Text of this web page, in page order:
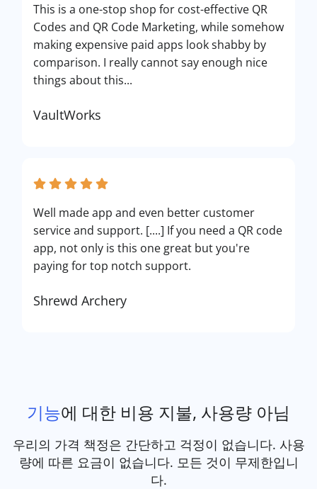
This is a one-stop shop for cost-effective QR
Codes and QR Code Marketing, while somehow
making expensive paid apps look shabby by
comparison. I really cannot say enough nice
things about this...
VaultWorks
Well made app and even better customer
service and support. [....] If you need a QR code
app, not only is this one great but you're
paying for top notch support.
Shrewd Archery
기능에 대한 비용 지불, 사용량 아님
우리의 가격 책정은 간단하고 걱정이 없습니다. 사용
량에 따른 요금이 없습니다. 모든 것이 무제한입니
다.